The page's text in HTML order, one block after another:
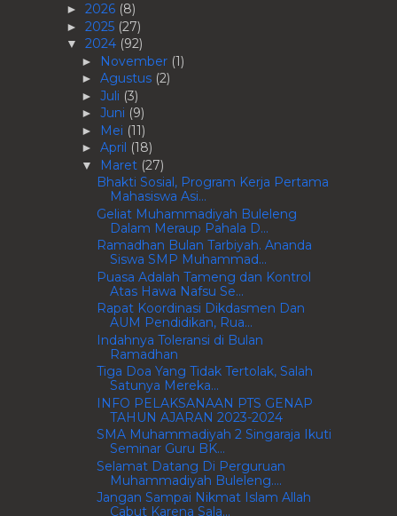
► 2026 (8)
► 2025 (27)
▼ 2024 (92)
► November (1)
► Agustus (2)
► Juli (3)
► Juni (9)
► Mei (11)
► April (18)
▼ Maret (27)
Bhakti Sosial, Program Kerja Pertama
Mahasiswa Asi...
Geliat Muhammadiyah Buleleng
Dalam Meraup Pahala D...
Ramadhan Bulan Tarbiyah. Ananda
Siswa SMP Muhammad...
Puasa Adalah Tameng dan Kontrol
Atas Hawa Nafsu Se...
Rapat Koordinasi Dikdasmen Dan
AUM Pendidikan, Rua...
Indahnya Toleransi di Bulan
Ramadhan
Tiga Doa Yang Tidak Tertolak, Salah
Satunya Mereka...
INFO PELAKSANAAN PTS GENAP
TAHUN AJARAN 2023-2024
SMA Muhammadiyah 2 Singaraja Ikuti
Seminar Guru BK...
Selamat Datang Di Perguruan
Muhammadiyah Buleleng....
Jangan Sampai Nikmat Islam Allah
Cabut Karena Sala...